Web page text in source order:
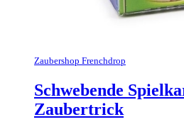
Zaubershop Frenchdrop
Schwebende
Zaubertrick